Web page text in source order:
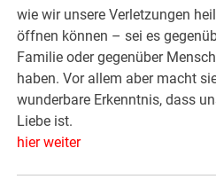
wie wir unsere Verletzungen
öffnen können – sei es
Familie oder gegenüber
haben. Vor allem aber macht
wunderbare Erkenntnis, dass
Liebe ist.
hier weiter